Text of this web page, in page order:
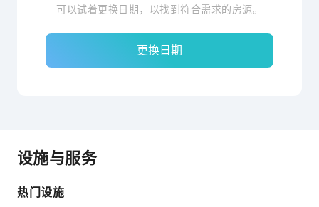
可以试着更换日期，以找到符合需求的房源。
更换日期
设施与服务
热门设施